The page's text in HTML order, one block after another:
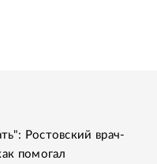
Ростовский врач-
помогал